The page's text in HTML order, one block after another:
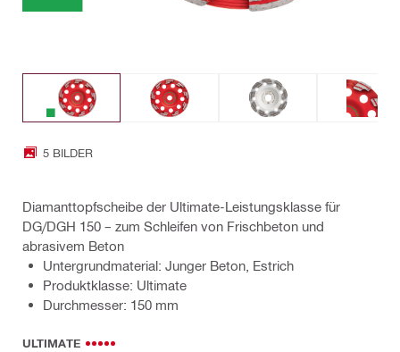
5 BILDER
Diamanttopfscheibe der Ultimate-Leistungsklasse für
DG/DGH 150 – zum Schleifen von Frischbeton und
abrasivem Beton
Untergrundmaterial: Junger Beton, Estrich
Produktklasse: Ultimate
Durchmesser: 150 mm
ULTIMATE